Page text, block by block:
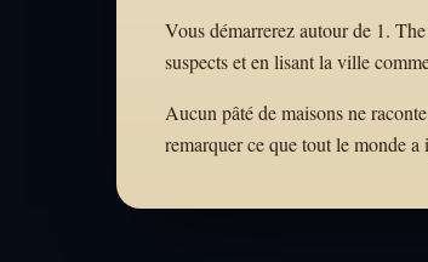
Vous démarrerez autour de 1.
suspects et en lisant la ville
Aucun pâté de maisons ne
remarquer ce que tout le monde a